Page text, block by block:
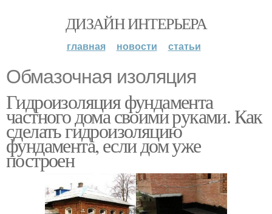
ДИЗАЙН ИНТЕРЬЕРА
главная новости статьи
Обмазочная изоляция
Гидроизоляция фундамента
частного дома своими руками. Как
сделать гидроизоляцию
фундамента, если дом уже
построен